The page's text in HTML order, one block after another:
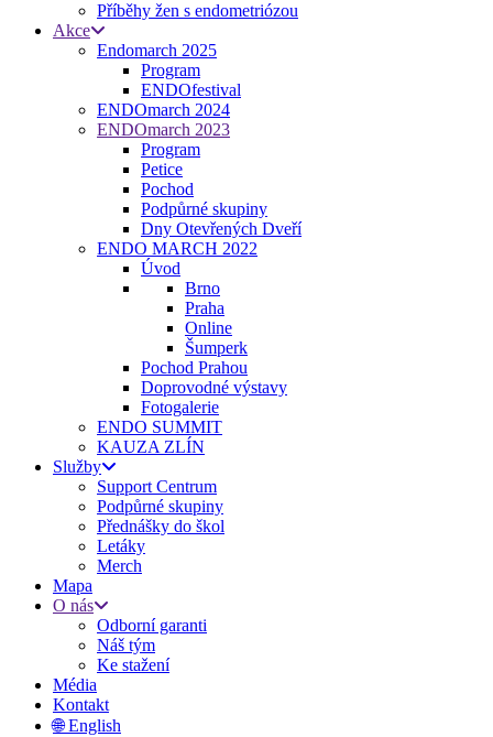
Příběhy žen s endometriózou
Akce
Endomarch 2025
Program
ENDOfestival
ENDOmarch 2024
ENDOmarch 2023
Program
Petice
Pochod
Podpůrné skupiny
Dny Otevřených Dveří
ENDO MARCH 2022
Úvod
Brno
Praha
Online
Šumperk
Pochod Prahou
Doprovodné výstavy
Fotogalerie
ENDO SUMMIT
KAUZA ZLÍN
Služby
Support Centrum
Podpůrné skupiny
Přednášky do škol
Letáky
Merch
Mapa
O nás
Odborní garanti
Náš tým
Ke stažení
Média
Kontakt
🌐 English